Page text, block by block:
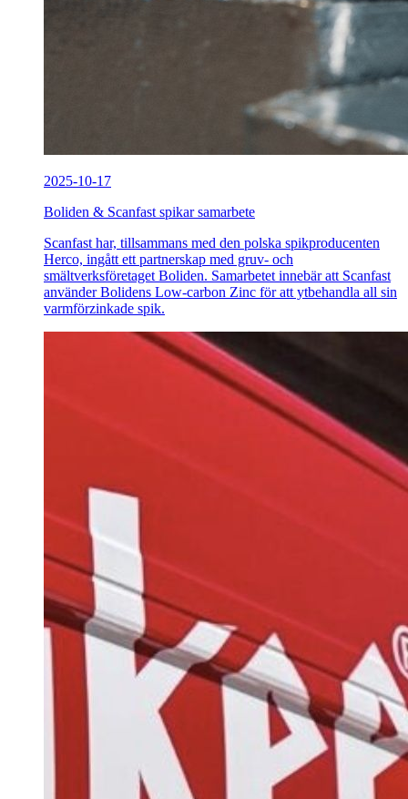
2025-10-17
Boliden & Scanfast spikar samarbete
Scanfast har, tillsammans med den polska spikproducenten
Herco, ingått ett partnerskap med gruv- och
smältverksföretaget Boliden. Samarbetet innebär att Scanfast
använder Bolidens Low-carbon Zinc för att ytbehandla all sin
varmförzinkade spik.